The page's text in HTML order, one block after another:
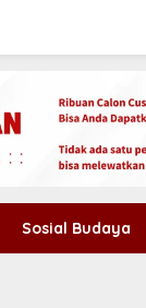
Sosial Budaya